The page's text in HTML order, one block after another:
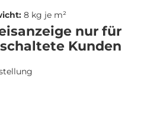
8kg je m²
nur für
Kunden